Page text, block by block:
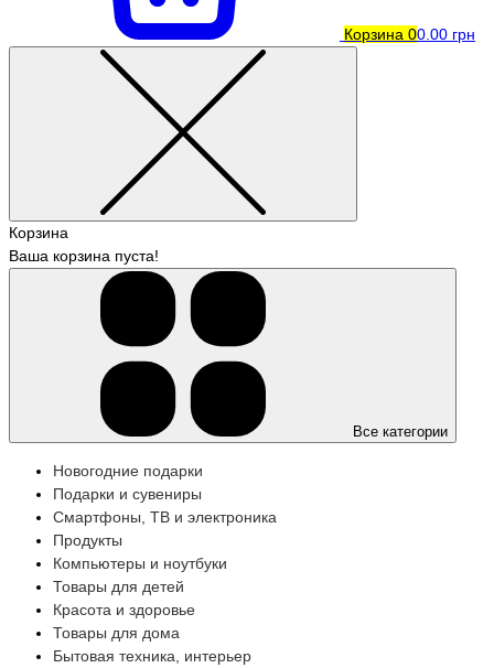
Корзина 00.00 грн
Корзина
Ваша корзина пуста!
Все категории
Новогодние подарки
Подарки и сувениры
Смартфоны, ТВ и электроника
Продукты
Компьютеры и ноутбуки
Товары для детей
Красота и здоровье
Товары для дома
Бытовая техника, интерьер